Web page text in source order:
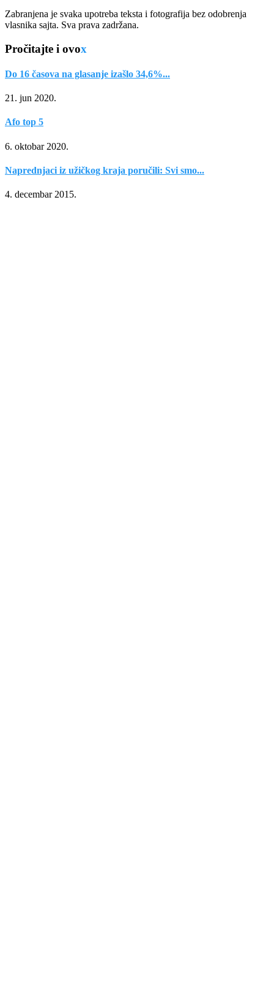
Zabranjena je svaka upotreba teksta i fotografija bez odobrenja
vlasnika sajta. Sva prava zadržana.
Pročitajte i ovox
Do 16 časova na glasanje izašlo 34,6%...
21. jun 2020.
Afo top 5
6. oktobar 2020.
Naprednjaci iz užičkog kraja poručili: Svi smo...
4. decembar 2015.